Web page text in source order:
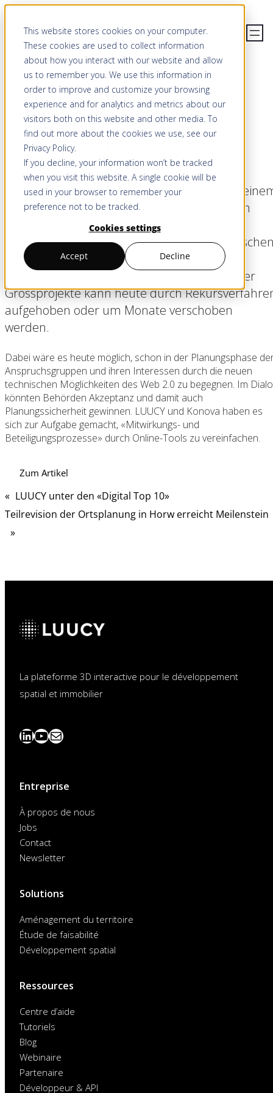
This website stores cookies on your computer.
These cookies are used to collect information
about how you interact with our website and allow
us to remember you. We use this information in
order to improve and customize your browsing
experience and for analytics and metrics about our
visitors both on this website and other media. To
find out more about the cookies we use, see our
Privacy Policy.
If you decline, your information won’t be tracked
when you visit this website. A single cookie will be
used in your browser to remember your
preference not to be tracked.
Cookies settings
Accept Decline
E-Mitwirkung in der
Raumplanung
Sei es bei einer Richtplanung oder auch bei
grossen Bauprojekt: Die bislang verwendeten
Instrumente der Mitbestimmung von
raumplanerischen wie auch von
Entscheiden sind zeitlich langwierig und
ineffizient. Der Baustart fertig ausgearbeiteter
Grossprojekte kann heute durch
aufgehoben oder um Monate verschoben
werden.
Dabei wäre es heute möglich, schon in der Planungsphase
Anspruchsgruppen und ihren Interessen durch die neuen
technischen Möglichkeiten des Web 2.0 zu begegnen. Im
könnten Behörden Akzeptanz und damit auch
Planungssicherheit gewinnen. LUUCY und Konova haben es
sich zur Aufgabe gemacht, «Mitwirkungs- und
Beteiligungsprozesse» durch Online-Tools zu vereinfachen.
Zum Artikel
« LUUCY unter den «Digital Top 10»
Teilrevision der Ortsplanung in Horw erreicht Meilenstein
»
La plateforme 3D interactive pour le développement
spatial et immobilier
LinkedIn
YouTube
News
Entreprise
À propos de nous
Jobs
Contact
Newsletter
Solutions
Aménagement du territoire
Étude de faisabilité
Développement spatial
Ressources
Centre d’aide
Tutoriels
Blog
Webinaire
Partenaire
Développeur & API